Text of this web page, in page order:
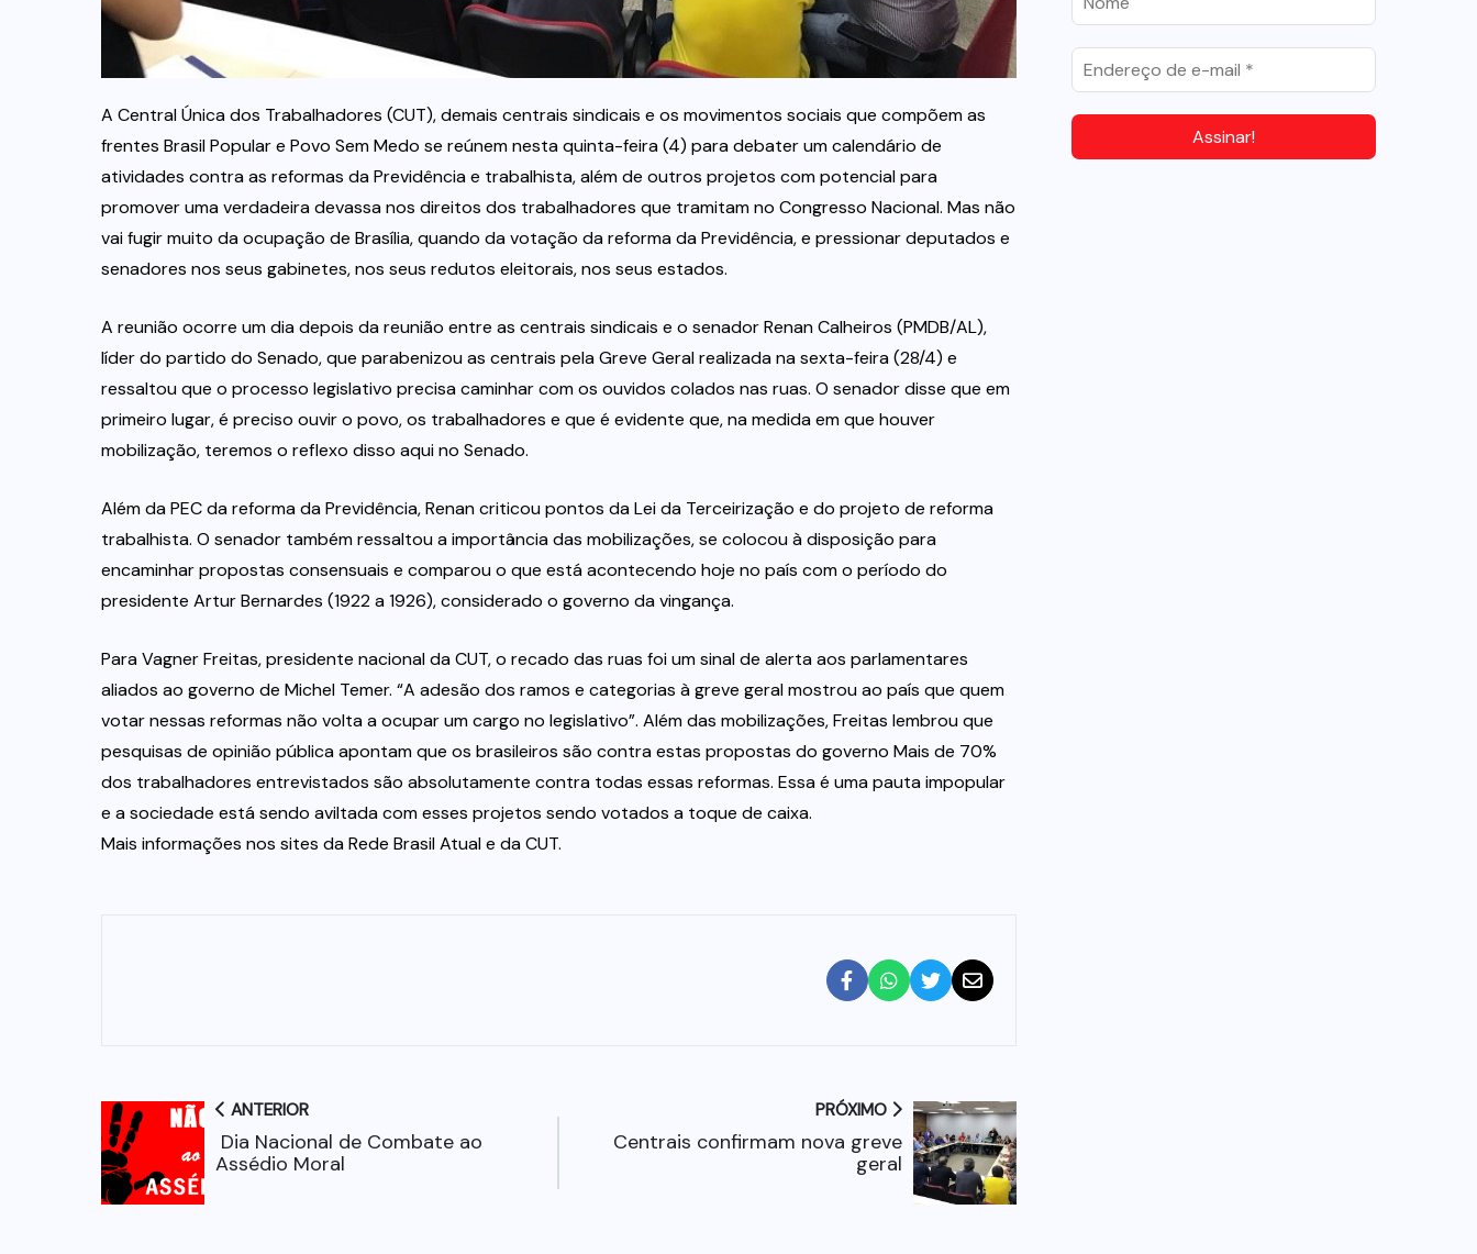
A Central Única dos Trabalhadores (CUT), demais centrais sindicais e os movimentos sociais que compõem as
frentes Brasil Popular e Povo Sem Medo se reúnem nesta quinta-feira (4) para debater um calendário de
atividades contra as reformas da Previdência e trabalhista, além de outros projetos com potencial para
promover uma verdadeira devassa nos direitos dos trabalhadores que tramitam no Congresso Nacional. Mas não
vai fugir muito da ocupação de Brasília, quando da votação da reforma da Previdência, e pressionar deputados e
senadores nos seus gabinetes, nos seus redutos eleitorais, nos seus estados.
A reunião ocorre um dia depois da reunião entre as centrais sindicais e o senador Renan Calheiros (PMDB/AL),
líder do partido do Senado, que parabenizou as centrais pela Greve Geral realizada na sexta-feira (28/4) e
ressaltou que o processo legislativo precisa caminhar com os ouvidos colados nas ruas. O senador disse que em
primeiro lugar, é preciso ouvir o povo, os trabalhadores e que é evidente que, na medida em que houver
mobilização, teremos o reflexo disso aqui no Senado.
Além da PEC da reforma da Previdência, Renan criticou pontos da Lei da Terceirização e do projeto de reforma
trabalhista. O senador também ressaltou a importância das mobilizações, se colocou à disposição para
encaminhar propostas consensuais e comparou o que está acontecendo hoje no país com o período do
presidente Artur Bernardes (1922 a 1926), considerado o governo da vingança.
Para Vagner Freitas, presidente nacional da CUT, o recado das ruas foi um sinal de alerta aos parlamentares
aliados ao governo de Michel Temer. “A adesão dos ramos e categorias à greve geral mostrou ao país que quem
votar nessas reformas não volta a ocupar um cargo no legislativo”. Além das mobilizações, Freitas lembrou que
pesquisas de opinião pública apontam que os brasileiros são contra estas propostas do governo Mais de 70%
dos trabalhadores entrevistados são absolutamente contra todas essas reformas. Essa é uma pauta impopular
e a sociedade está sendo aviltada com esses projetos sendo votados a toque de caixa.
Mais informações nos sites da Rede Brasil Atual e da CUT.
ANTERIOR
Dia Nacional de Combate ao
Assédio Moral
PRÓXIMO
Centrais confirmam nova greve
geral